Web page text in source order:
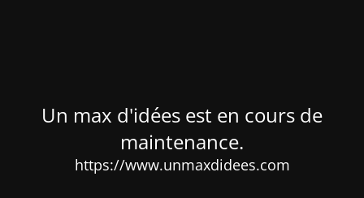
Un max d'idées est en cours de
maintenance.
https://www.unmaxdidees.com